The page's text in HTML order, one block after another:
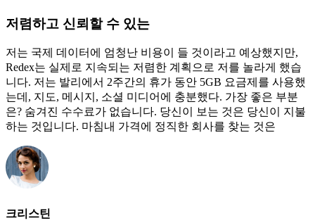
저렴하고 신뢰할 수 있는
저는 국제 데이터에 엄청난 비용이 들 것이라고 예상했지만,
Redex는 실제로 지속되는 저렴한 계획으로 저를 놀라게 했습
니다. 저는 발리에서 2주간의 휴가 동안 5GB 요금제를 사용했
는데, 지도, 메시지, 소셜 미디어에 충분했다. 가장 좋은 부분
은? 숨겨진 수수료가 없습니다. 당신이 보는 것은 당신이 지불
하는 것입니다. 마침내 가격에 정직한 회사를 찾는 것은
크리스틴